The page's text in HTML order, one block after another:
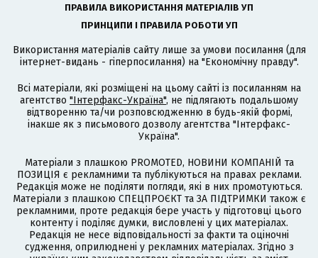
ПРАВИЛА ВИКОРИСТАННЯ МАТЕРІАЛІВ УП
ПРИНЦИПИ І ПРАВИЛА РОБОТИ УП
Використання матеріалів сайту лише за умови посилання (для
інтернет-видань - гіперпосилання) на "Економічну правду".
Всі матеріали, які розміщені на цьому сайті із посиланням на
агентство "Інтерфакс-Україна", не підлягають подальшому
відтворенню та/чи розповсюдженню в будь-якій формі,
інакше як з письмового дозволу агентства "Інтерфакс-
Україна".
Матеріали з плашкою PROMOTED, НОВИНИ КОМПАНІЙ та
ПОЗИЦІЯ є рекламними та публікуються на правах реклами.
Редакція може не поділяти погляди, які в них промотуються.
Матеріали з плашкою СПЕЦПРОЄКТ та ЗА ПІДТРИМКИ також є
рекламними, проте редакція бере участь у підготовці цього
контенту і поділяє думки, висловлені у цих матеріалах.
Редакція не несе відповідальності за факти та оціночні
судження, оприлюднені у рекламних матеріалах. Згідно з